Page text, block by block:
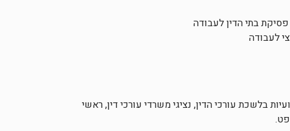
לעבודה
בלשכת עורכי הדין, נציגי משרדי עורכי דין, ראשי